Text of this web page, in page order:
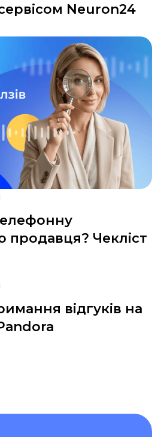
Neuron24
продавця? Чекліст
відгуків на